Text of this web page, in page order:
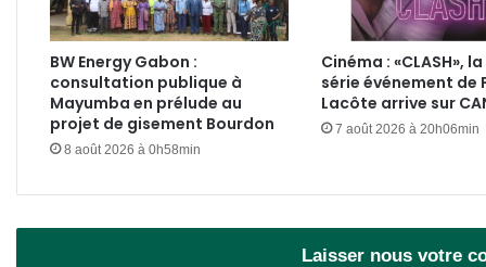
BW Energy Gabon :
consultation publique à
Mayumba en prélude au
projet de gisement Bourdon
8 août 2026 à 0h58min
Cinéma : «CLASH»,
série événement de
Lacôte arrive sur
7 août 2026 à 20h06min
Laisser nous votre